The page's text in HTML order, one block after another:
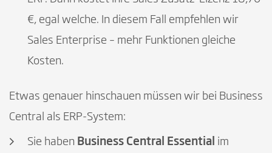
€, egal welche. In diesem Fall empfehlen wir
Sales Enterprise – mehr Funktionen gleiche
Kosten.
Etwas genauer hinschauen müssen wir bei Business
Central als ERP-System:
Sie haben Business Central Essential im